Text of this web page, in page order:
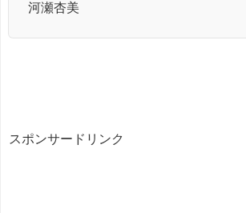
河瀬杏美
スポンサードリンク